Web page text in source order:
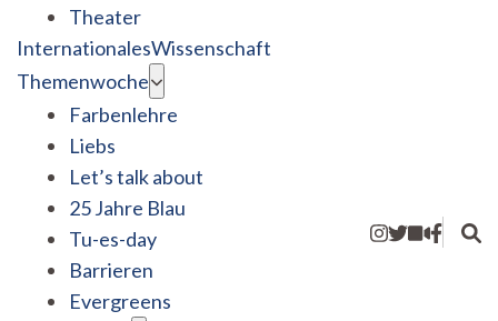
Theater
InternationalesWissenschaft
Themenwoche
Farbenlehre
Liebs
Let’s talk about
25 Jahre Blau
Tu-es-day
Barrieren
Evergreens